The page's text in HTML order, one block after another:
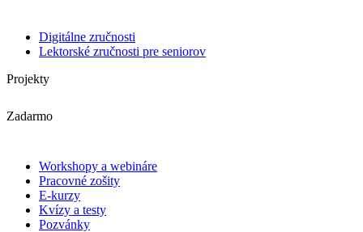
Digitálne zručnosti
Lektorské zručnosti pre seniorov
Projekty
Zadarmo
Workshopy a webináre
Pracovné zošity
E-kurzy
Kvízy a testy
Pozvánky